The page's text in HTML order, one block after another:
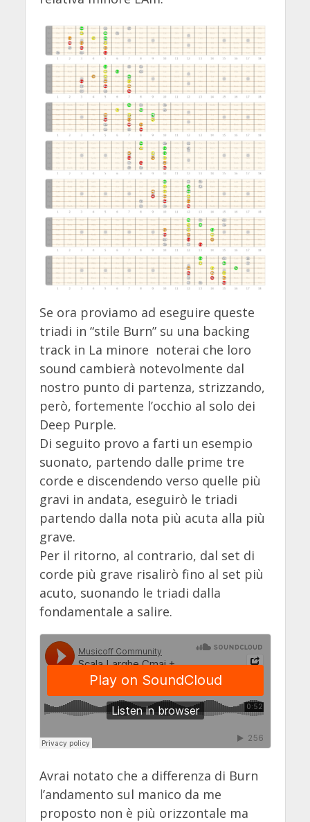
Se ora proviamo ad eseguire queste
triadi in “stile Burn” su una backing
track in La minore noterai che loro
sound cambierà notevolmente dal
nostro punto di partenza, strizzando,
però, fortemente l’occhio al solo dei
Deep Purple.
Di seguito provo a farti un esempio
suonato, partendo dalle prime tre
corde e discendendo verso quelle più
gravi in andata, eseguirò le triadi
partendo dalla nota più acuta alla più
grave.
Per il ritorno, al contrario, dal set di
corde più grave risalirò fino al set più
acuto, suonando le triadi dalla
fondamentale a salire.
Avrai notato che a differenza di Burn
l’andamento sul manico da me
proposto non è più orizzontale ma